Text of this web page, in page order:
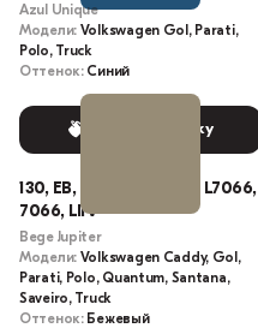
Azul Unique
Модели: Volkswagen Gol, Parati,
Polo, Truck
Оттенок: Синий
Выбрать краску
130, EB, 0130, I1V, 7K7K, L7066,
7066, LI1V
Bege Jupiter
Модели: Volkswagen Caddy, Gol,
Parati, Polo, Quantum, Santana,
Saveiro, Truck
Оттенок: Бежевый